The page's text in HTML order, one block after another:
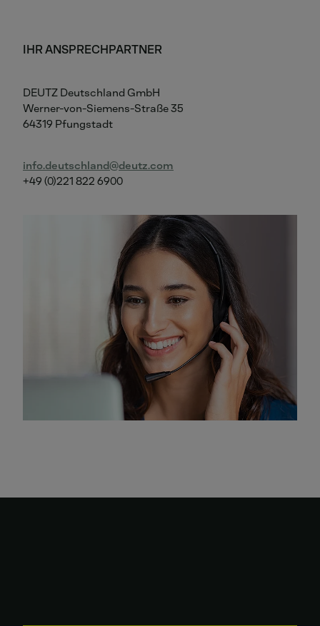
IHR ANSPRECHPARTNER
DEUTZ Deutschland GmbH
Werner-von-Siemens-Straße 35
64319 Pfungstadt
info.deutschland deutz com
+49 (0)221 822 6900